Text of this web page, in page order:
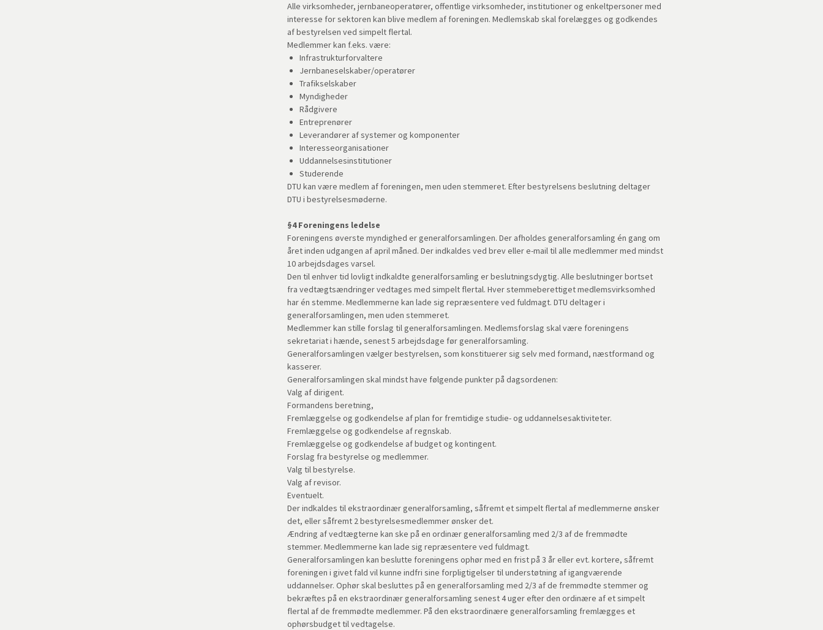
Alle virksomheder, jernbaneoperatører, offentlige virksomheder, institutioner og enkeltpersoner med
interesse for sektoren kan blive medlem af foreningen. Medlemskab skal forelægges og godkendes
af bestyrelsen ved simpelt flertal.
Medlemmer kan f.eks. være:
Infrastrukturforvaltere
Jernbaneselskaber/operatører
Trafikselskaber
Myndigheder
Rådgivere
Entreprenører
Leverandører af systemer og komponenter
Interesseorganisationer
Uddannelsesinstitutioner
Studerende
DTU kan være medlem af foreningen, men uden stemmeret. Efter bestyrelsens beslutning deltager
DTU i bestyrelsesmøderne.
§4 Foreningens ledelse
Foreningens øverste myndighed er generalforsamlingen. Der afholdes generalforsamling én gang om
året inden udgangen af april måned. Der indkaldes ved brev eller e-mail til alle medlemmer med mindst
10 arbejdsdages varsel.
Den til enhver tid lovligt indkaldte generalforsamling er beslutningsdygtig. Alle beslutninger bortset
fra vedtægtsændringer vedtages med simpelt flertal. Hver stemmeberettiget medlemsvirksomhed
har én stemme. Medlemmerne kan lade sig repræsentere ved fuldmagt. DTU deltager i
generalforsamlingen, men uden stemmeret.
Medlemmer kan stille forslag til generalforsamlingen. Medlemsforslag skal være foreningens
sekretariat i hænde, senest 5 arbejdsdage før generalforsamling.
Generalforsamlingen vælger bestyrelsen, som konstituerer sig selv med formand, næstformand og
kasserer.
Generalforsamlingen skal mindst have følgende punkter på dagsordenen:
Valg af dirigent.
Formandens beretning,
Fremlæggelse og godkendelse af plan for fremtidige studie- og uddannelsesaktiviteter.
Fremlæggelse og godkendelse af regnskab.
Fremlæggelse og godkendelse af budget og kontingent.
Forslag fra bestyrelse og medlemmer.
Valg til bestyrelse.
Valg af revisor.
Eventuelt.
Der indkaldes til ekstraordinær generalforsamling, såfremt et simpelt flertal af medlemmerne ønsker
det, eller såfremt 2 bestyrelsesmedlemmer ønsker det.
Ændring af vedtægterne kan ske på en ordinær generalforsamling med 2/3 af de fremmødte
stemmer. Medlemmerne kan lade sig repræsentere ved fuldmagt.
Generalforsamlingen kan beslutte foreningens ophør med en frist på 3 år eller evt. kortere, såfremt
foreningen i givet fald vil kunne indfri sine forpligtigelser til understøtning af igangværende
uddannelser. Ophør skal besluttes på en generalforsamling med 2/3 af de fremmødte stemmer og
bekræftes på en ekstraordinær generalforsamling senest 4 uger efter den ordinære af et simpelt
flertal af de fremmødte medlemmer. På den ekstraordinære generalforsamling fremlægges et
ophørsbudget til vedtagelse.